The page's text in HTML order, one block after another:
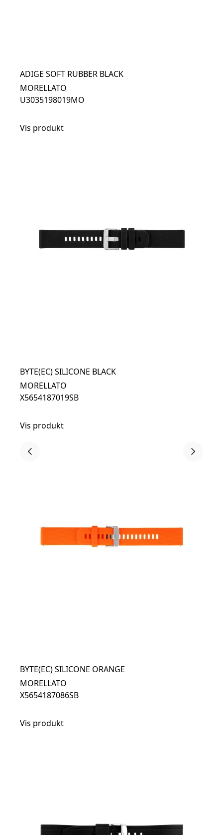
ADIGE SOFT RUBBER BLACK
MORELLATO
U3035198019MO
Vis produkt
BYTE(EC) SILICONE BLACK
MORELLATO
X5654187019SB
Vis produkt
BYTE(EC) SILICONE ORANGE
MORELLATO
X5654187086SB
Vis produkt